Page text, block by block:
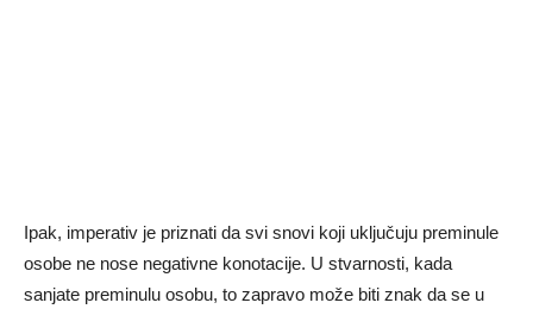
Ipak, imperativ je priznati da svi snovi koji uključuju preminule
osobe ne nose negativne konotacije. U stvarnosti, kada
sanjate preminulu osobu, to zapravo može biti znak da se u